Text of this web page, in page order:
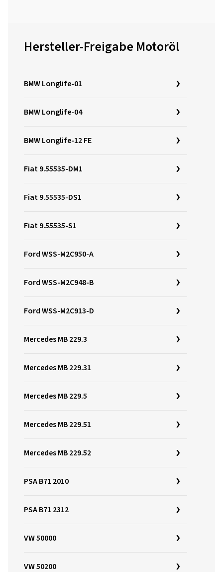
Hersteller-Freigabe Motoröl
BMW Longlife-01
BMW Longlife-04
BMW Longlife-12 FE
Fiat 9.55535-DM1
Fiat 9.55535-DS1
Fiat 9.55535-S1
Ford WSS-M2C950-A
Ford WSS-M2C948-B
Ford WSS-M2C913-D
Mercedes MB 229.3
Mercedes MB 229.31
Mercedes MB 229.5
Mercedes MB 229.51
Mercedes MB 229.52
PSA B71 2010
PSA B71 2312
VW 50000
VW 50200